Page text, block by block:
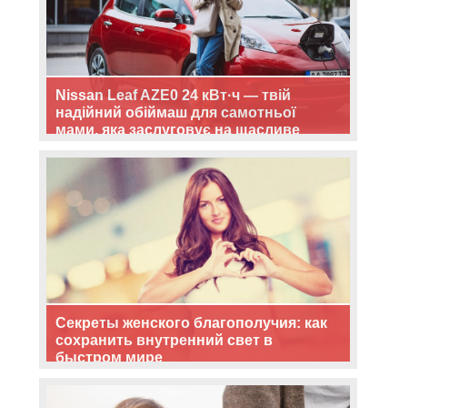
Nissan Leaf AZE0 24 кВт·ч — твій
надійний обіймаш для самотньої
мами, яка заслуговує на щасливе
Секреты женского благополучия: как
сохранить внутренний свет в
быстром мире